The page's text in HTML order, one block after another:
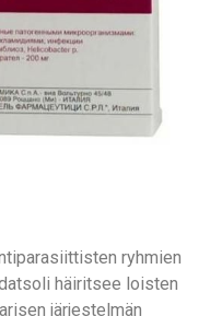
ryhmien
häiritsee loisten
järjestelmän